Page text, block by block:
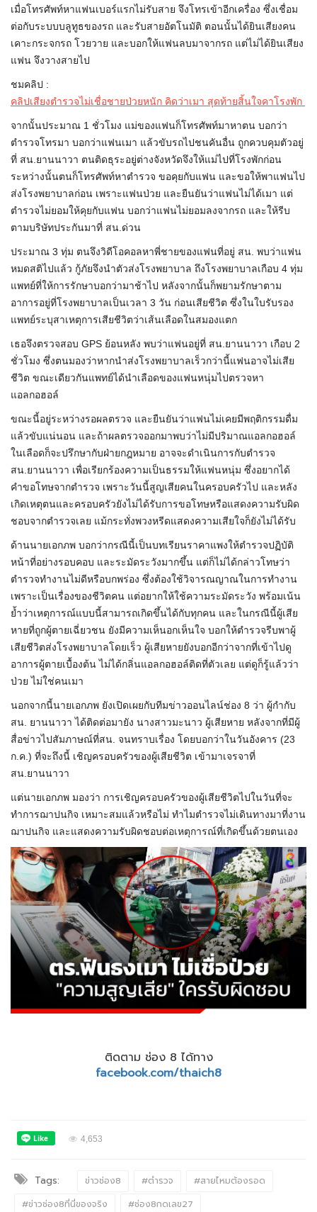
เมื่อโทรศัพท์หาแฟนเบอร์แรกไม่รับสาย จึงโทรเข้าอีกเครื่อง ซึ่งเชื่อม
ต่อกับระบบบลูทูธของรถ และรับสายอัตโนมัติ ตอนนั้นได้ยินเสียงคน
เคาะกระจกรถ โวยวาย และบอกให้แฟนลบมาจากรถ แต่ไม่ได้ยินเสียง
แฟน จึงวางสายไป
ชมคลิป :
คลิปเสียงตำรวจไม่เชื่อชายป่วยหนัก คิดว่าเมา สุดท้ายสิ้นใจคาโรงพัก
จากนั้นประมาณ 1 ชั่วโมง แม่ของแฟนก็โทรศัพท์มาหาตน บอกว่า
ตำรวจโทรมา บอกว่าแฟนเมา แล้วขับรถไปชนคันอื่น ถูกควบคุมตัวอยู่
ที่ สน.ยานนาวา ตนติดธุระอยู่ต่างจังหวัดจึงให้แม่ไปที่โรงพักก่อน
ระหว่างนั้นตนก็โทรศัพท์หาตำรวจ ขอคุยกับแฟน และขอให้พาแฟนไป
ส่งโรงพยาบาลก่อน เพราะแฟนป่วย และยืนยันว่าแฟนไม่ได้เมา แต่
ตำรวจไม่ยอมให้คุยกับแฟน บอกว่าแฟนไม่ยอมลงจากรถ และให้รีบ
ตามบริษัทประกันมาที่ สน.ด่วน
ประมาณ 3 ทุ่ม ตนจึงวิดีโอคอลหาพี่ชายของแฟนที่อยู่ สน. พบว่าแฟน
หมดสติไปแล้ว กู้ภัยจึงนำตัวส่งโรงพยาบาล ถึงโรงพยาบาลเกือบ 4 ทุ่ม
แพทย์ที่ให้การรักษาบอกว่ามาช้าไป หลังจากนั้นก็พยามรักษาตาม
อาการอยู่ที่โรงพยาบาลเป็นเวลา 3 วัน ก่อนเสียชีวิต ซึ่งในใบรับรอง
แพทย์ระบุสาเหตุการเสียชีวิตว่าเส้นเลือดในสมองแตก
เธอจึงตรวจสอบ GPS ย้อนหลัง พบว่าแฟนอยู่ที่ สน.ยานนาวา เกือบ 2
ชั่วโมง ซึ่งตนมองว่าหากนำส่งโรงพยาบาลเร็วกว่านี้แฟนอาจไม่เสีย
ชีวิต ขณะเดียวกันแพทย์ได้นำเลือดของแฟนหนุ่มไปตรวจหา
แอลกอฮอล์
ขณะนี้อยู่ระหว่างรอผลตรวจ และยืนยันว่าแฟนไม่เคยมีพฤติกรรมดื่ม
แล้วขับแน่นอน และถ้าผลตรวจออกมาพบว่าไม่มีปริมาณแอลกอฮอล์
ในเลือดก็จะปรึกษากับฝ่ายกฎหมาย อาจจะดำเนินการกับตำรวจ
สน.ยานนาวา เพื่อเรียกร้องความเป็นธรรมให้แฟนหนุ่ม ซึ่งอยากได้
คำขอโทษจากตำรวจ เพราะวันนี้สูญเสียคนในครอบครัวไป และหลัง
เกิดเหตุตนและครอบครัวยังไม่ได้รับการขอโทษหรือแสดงความรับผิด
ชอบจากตำรวจเลย แม้กระทั่งพวงหรีดแสดงความเสียใจก็ยังไม่ได้รับ
ด้านนายเอกภพ บอกว่ากรณีนี้เป็นบทเรียนราคาแพงให้ตำรวจปฏิบัติ
หน้าที่อย่างรอบคอบ และระมัดระวังมากขึ้น แต่ก็ไม่ได้กล่าวโทษว่า
ตำรวจทำงานไม่ดีหรือบกพร่อง ซึ่งต้องใช้วิจารณญาณในการทำงาน
เพราะเป็นเรื่องของชีวิตคน แต่อยากให้ใช้ความระมัดระวัง พร้อมเน้น
ย้ำว่าเหตุการณ์แบบนี้สามารถเกิดขึ้นได้กับทุกคน และในกรณีนี้ผู้เสีย
หายที่ถูกผู้ตายเฉี่ยวชน ยังมีความเห็นอกเห็นใจ บอกให้ตำรวจรีบพาผู้
เสียชีวิตส่งโรงพยาบาลโดยเร็ว ผู้เสียหายยังบอกอีกว่าจากที่เข้าไปดู
อาการผู้ตายเบื้องต้น ไม่ได้กลิ่นแอลกอฮอล์ติดที่ตัวเลย แต่ดูก็รู้แล้วว่า
ป่วย ไม่ใช่คนเมา
นอกจากนี้นายเอกภพ ยังเปิดเผยกับทีมข่าวออนไลน์ช่อง 8 ว่า ผู้กำกับ
สน. ยานนาวา ได้ติดต่อมายัง นางสาวมะนาว ผู้เสียหาย หลังจากที่มีผู้
สื่อข่าวไปสัมภาษณ์ที่สน. จนทราบเรื่อง โดยบอกว่าในวันอังคาร (23
ก.ค.) ที่จะถึงนี้ เชิญครอบครัวของผู้เสียชีวิต เข้ามาเจรจาที่
สน.ยานนาวา
แต่นายเอกภพ มองว่า การเชิญครอบครัวของผู้เสียชีวิตไปในวันที่จะ
ทำการฌาปนกิจ เหมาะสมแล้วหรือไม่ ทำไมตำรวจไม่เดินทางมาที่งาน
ฌาปนกิจ และแสดงความรับผิดชอบต่อเหตุการณ์ที่เกิดขึ้นด้วยตนเอง
ติดตาม ช่อง 8 ได้ทาง
facebook.com/thaich8
4,653
Tags: ข่าวช่อง8 #ตำรวจ
#สายไหมต้องรอด
#ข่าวช่อง8ที่นี่ของจริง
#ช่อง8กดเลข27